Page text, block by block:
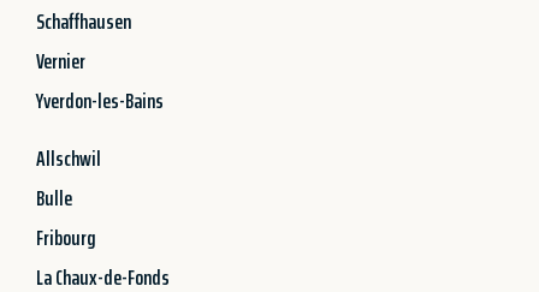
Schaffhausen
Vernier
Yverdon-les-Bains
Allschwil
Bulle
Fribourg
La Chaux-de-Fonds